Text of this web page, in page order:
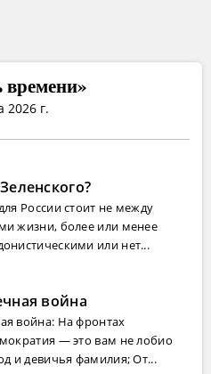
времени»
2026 г.
России стоит не между
жизни, более или менее
или нет...
война
война: На фронтах
— это вам не лобио
и девичья фамилия; От...